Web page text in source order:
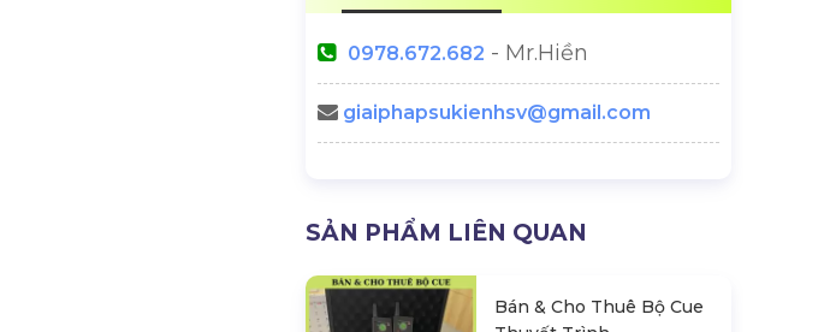
0978.672.682 - Mr.Hiền
giaiphapsukienhsv@gmail.com
SẢN PHẨM LIÊN QUAN
Bán & Cho Thuê Bộ Cue